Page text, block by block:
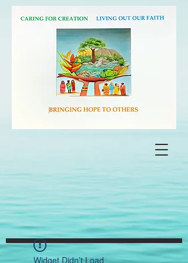
Widget Didn’t Load